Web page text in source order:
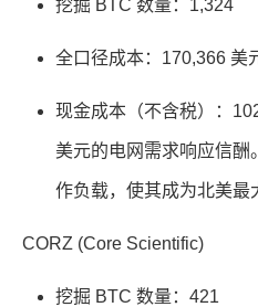
挖掘 BTC 数量：1,324
全口径成本：170,366 美
现金成本（不含税）：
美元的电网需求响应信酬
作负载，使其成为北美最
CORZ (Core Scientific)
挖掘 BTC 数量：421